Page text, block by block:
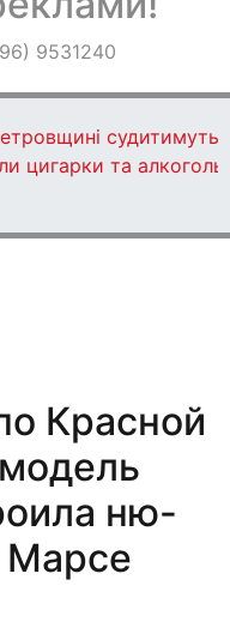
9531240
судитимуть
цигарки та алкоголь
Красной
ню-
Марсе